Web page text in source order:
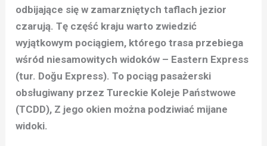
odbijające się w zamarzniętych taflach jezior
czarują. Tę część kraju warto zwiedzić
wyjątkowym pociągiem, którego trasa przebiega
wśród niesamowitych widoków – Eastern Express
(tur. Doğu Express). To pociąg pasażerski
obsługiwany przez Tureckie Koleje Państwowe
(TCDD), Z jego okien można podziwiać mijane
widoki.